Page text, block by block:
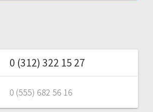
0 (312) 322 15 27
0 (555) 682 56 16